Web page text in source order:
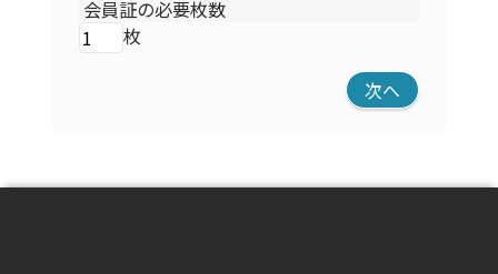
会員証の必要枚数
枚